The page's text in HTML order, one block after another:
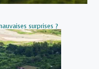
surprises ?